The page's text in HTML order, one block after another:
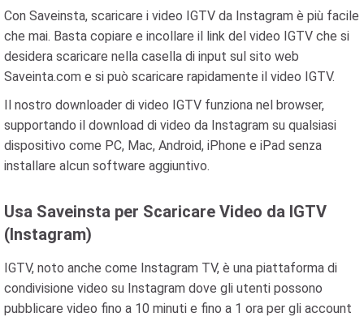
Con Saveinsta, scaricare i video IGTV da Instagram è più facile
che mai. Basta copiare e incollare il link del video IGTV che si
desidera scaricare nella casella di input sul sito web
Saveinta.com e si può scaricare rapidamente il video IGTV.
Il nostro downloader di video IGTV funziona nel browser,
supportando il download di video da Instagram su qualsiasi
dispositivo come PC, Mac, Android, iPhone e iPad senza
installare alcun software aggiuntivo.
Usa Saveinsta per Scaricare Video da IGTV
(Instagram)
IGTV, noto anche come Instagram TV, è una piattaforma di
condivisione video su Instagram dove gli utenti possono
pubblicare video fino a 10 minuti e fino a 1 ora per gli account